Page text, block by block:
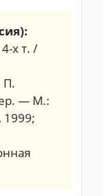
х т. /
П.
— М.:
1999;